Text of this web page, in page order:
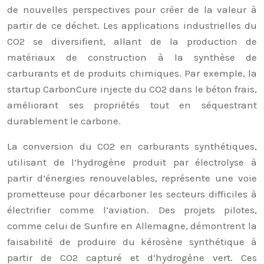
de nouvelles perspectives pour créer de la valeur à
partir de ce déchet. Les applications industrielles du
CO2 se diversifient, allant de la production de
matériaux de construction à la synthèse de
carburants et de produits chimiques. Par exemple, la
startup CarbonCure injecte du CO2 dans le béton frais,
améliorant ses propriétés tout en séquestrant
durablement le carbone.
La conversion du CO2 en carburants synthétiques,
utilisant de l’hydrogène produit par électrolyse à
partir d’énergies renouvelables, représente une voie
prometteuse pour décarboner les secteurs difficiles à
électrifier comme l’aviation. Des projets pilotes,
comme celui de Sunfire en Allemagne, démontrent la
faisabilité de produire du kérosène synthétique à
partir de CO2 capturé et d’hydrogène vert. Ces